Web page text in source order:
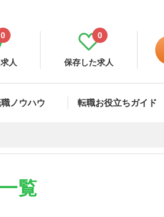
人
0
保存した求人
0
ノウハウ 転職お役立ちガイド
覧